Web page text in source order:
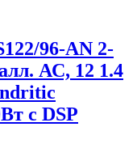
96-AN 2-
АС, 12 1.4
с DSP